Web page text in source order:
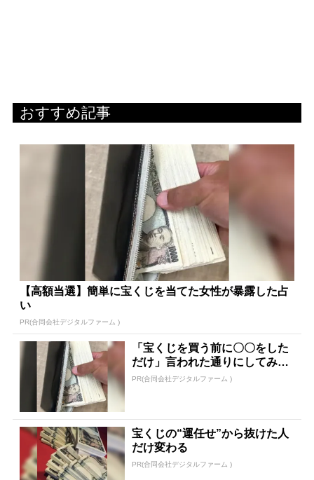
おすすめ記事
【高額当選】簡単に宝くじを当てた女性が暴露した占
い
PR(合同会社デジタルファーム )
「宝くじを買う前に〇〇をした
だけ」言われた通りにしてみた
ら…
PR(合同会社デジタルファーム )
宝くじの“運任せ”から抜けた人
だけ変わる
PR(合同会社デジタルファーム )